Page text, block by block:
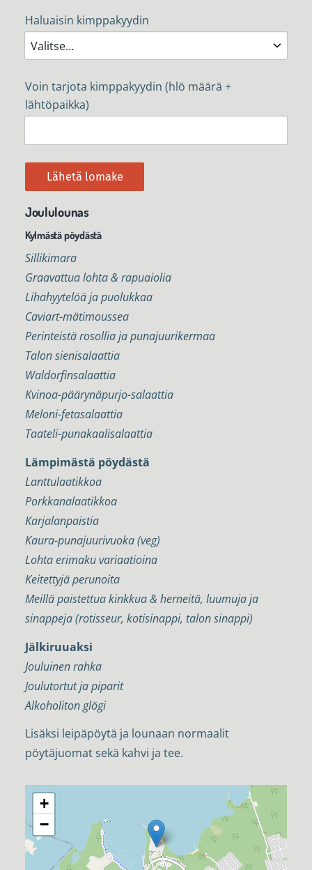
Haluaisin kimppakyydin
Voin tarjota kimppakyydin (hlö määrä +
lähtöpaikka)
Lähetä lomake
Joululounas
Kylmästä pöydästä
Sillikimara
Graavattua lohta & rapuaiolia
Lihahyytelöä ja puolukkaa
Caviart-mätimoussea
Perinteistä rosollia ja punajuurikermaa
Talon sienisalaattia
Waldorfinsalaattia
Kvinoa-päärynäpurjo-salaattia
Meloni-fetasalaattia
Taateli-punakaalisalaattia
Lämpimästä pöydästä
Lanttulaatikkoa
Porkkanalaatikkoa
Karjalanpaistia
Kaura-punajuurivuoka (veg)
Lohta erimaku variaatioina
Keitettyjä perunoita
Meillä paistettua kinkkua & herneitä, luumuja ja
sinappeja (rotisseur, kotisinappi, talon sinappi)
Jälkiruuaksi
Jouluinen rahka
Joulutortut ja piparit
Alkoholiton glögi
Lisäksi leipäpöytä ja lounaan normaalit
pöytäjuomat sekä kahvi ja tee.
+
−